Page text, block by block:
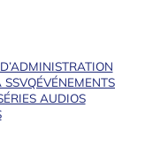
SSVQÉVÉNEMENTS
AUDIOS